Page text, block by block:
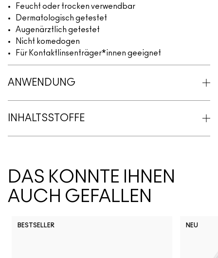
Feucht oder trocken verwendbar
Dermatologisch getestet
Augenärztlich getestet
Nicht komedogen
Für Kontaktlinsenträger*innen geeignet
ANWENDUNG
INHALTSSTOFFE
DAS KÖNNTE IHNEN
AUCH GEFALLEN
BESTSELLER NEU